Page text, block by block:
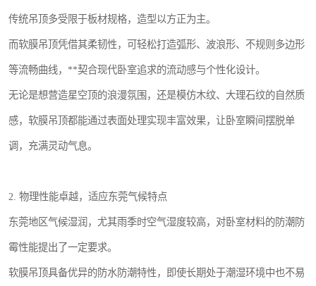
传统吊顶多受限于板材规格，造型以方正为主。
而软膜吊顶凭借其柔韧性，可轻松打造弧形、波浪形、不规则多边形
等流畅曲线，**契合现代卧室追求的流动感与个性化设计。
无论是想营造星空顶的浪漫氛围，还是模仿木纹、大理石纹的自然质
感，软膜吊顶都能通过表面处理实现丰富效果，让卧室瞬间摆脱单
调，充满灵动气息。
2. 物理性能卓越，适应东莞气候特点
东莞地区气候湿润，尤其雨季时空气湿度较高，对卧室材料的防潮防
霉性能提出了一定要求。
软膜吊顶具备优异的防水防潮特性，即使长期处于潮湿环境中也不易